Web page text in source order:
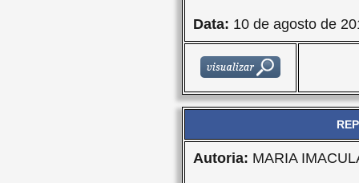
Data: 10 de agosto de
Autoria: MARIA